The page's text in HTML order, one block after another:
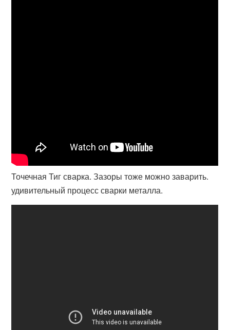
Точечная Тиг сварка. Зазоры тоже можно заварить.
удивительный процесс сварки металла.